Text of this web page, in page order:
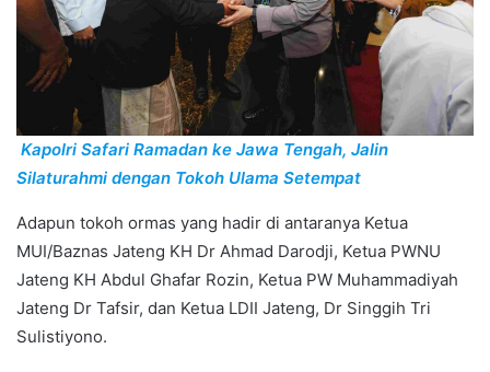
Kapolri Safari Ramadan ke Jawa Tengah, Jalin
Silaturahmi dengan Tokoh Ulama Setempat
Adapun tokoh ormas yang hadir di antaranya Ketua
MUI/Baznas Jateng KH Dr Ahmad Darodji, Ketua PWNU
Jateng KH Abdul Ghafar Rozin, Ketua PW Muhammadiyah
Jateng Dr Tafsir, dan Ketua LDII Jateng, Dr Singgih Tri
Sulistiyono.